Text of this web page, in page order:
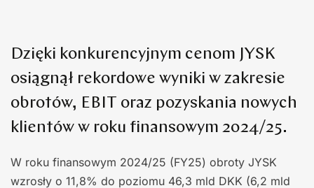
Dzięki konkurencyjnym cenom JYSK
osiągnął rekordowe wyniki w zakresie
obrotów, EBIT oraz pozyskania nowych
klientów w roku finansowym 2024/25.
W roku finansowym 2024/25 (FY25) obroty JYSK
wzrosły o 11,8% do poziomu 46,3 mld DKK (6,2 mld